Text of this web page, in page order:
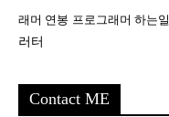
래머 연봉 프로그래머 하는일
러터
Contact ME